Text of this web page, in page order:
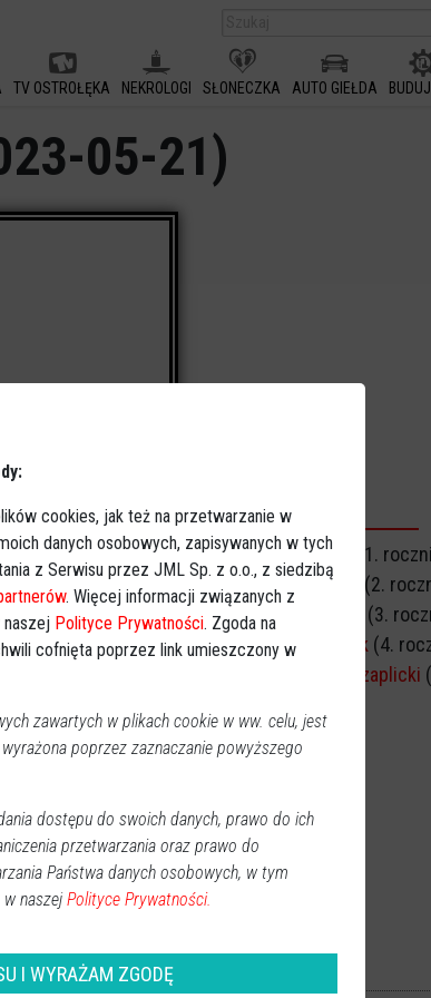
TV OSTROŁĘKA NEKROLOGI SŁONECZKA AUTO GIEŁDA
05-21)
9:30
o godz. 8.30 w
ROCZNICA ŚMIERCI
Stefan Buciński
(1.
Edward Zagórski
(2.
Alicja Małkowska
(3.
Zofia Sylwestrzak (4.
Andrzej Michał Czaplicki
cookies, jak też na przetwarzanie w
danych osobowych, zapisywanych w tych
z Serwisu przez JML Sp. z o.o., z siedzibą
. Więcej informacji związanych z
Polityce Prywatności. Zgoda na
cofnięta poprzez link umieszczony w
zawartych w plikach cookie w ww. celu, jest
poprzez zaznaczanie powyższego
dostępu do swoich danych, prawo do ich
przetwarzania oraz prawo do
Państwa danych osobowych, w tym
w naszej Polityce Prywatności.
I WYRAŻAM ZGODĘ